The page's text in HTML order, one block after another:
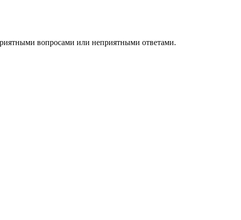
вопросами или неприятными ответами.